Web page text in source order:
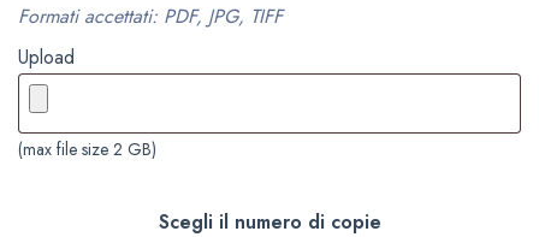
Formati accettati: PDF, JPG, TIFF
Upload
(max file size 2 GB)
Scegli il numero di copie